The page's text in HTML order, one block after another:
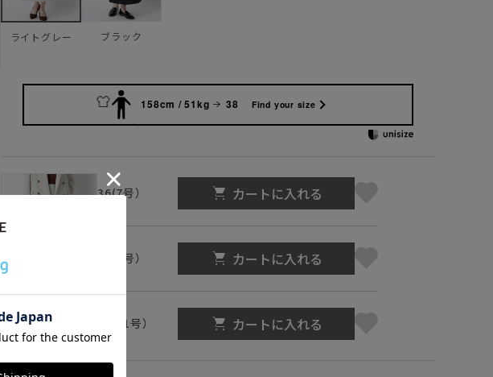
ライトグレー ブラック
158cm / 51kg 38 Find your size
ライトグレー
36(7号） カートに入れる
38(9号） カートに入れる
40(11号） カートに入れる